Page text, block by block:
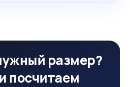
размер?
посчитаем